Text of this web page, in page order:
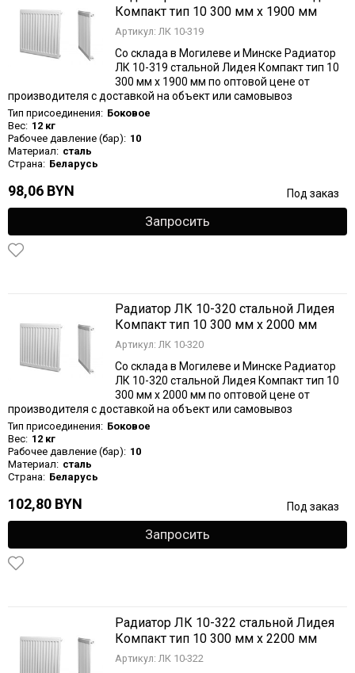
Компакт тип 10 300 мм х 1900 мм
Артикул: ЛК 10-319
Со склада в Могилеве и Минске Радиатор
ЛК 10-319 стальной Лидея Компакт тип 10
300 мм х 1900 мм по оптовой цене от
производителя с доставкой на объект или самовывоз
Тип присоединения: Боковое
Вес: 12 кг
Рабочее давление (бар): 10
Материал: сталь
Страна: Беларусь
98,06 BYN Под заказ
Запросить
Радиатор ЛК 10-320 стальной Лидея
Компакт тип 10 300 мм х 2000 мм
Артикул: ЛК 10-320
Со склада в Могилеве и Минске Радиатор
ЛК 10-320 стальной Лидея Компакт тип 10
300 мм х 2000 мм по оптовой цене от
производителя с доставкой на объект или самовывоз
Тип присоединения: Боковое
Вес: 12 кг
Рабочее давление (бар): 10
Материал: сталь
Страна: Беларусь
102,80 BYN Под заказ
Запросить
Радиатор ЛК 10-322 стальной Лидея
Компакт тип 10 300 мм х 2200 мм
Артикул: ЛК 10-322